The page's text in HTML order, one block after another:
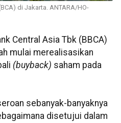
di Jakarta. ANTARA/HO-
Central Asia Tbk (BBCA)
mulai merealisasikan
(buyback) saham pada
sebanyak-banyaknya
disetujui dalam